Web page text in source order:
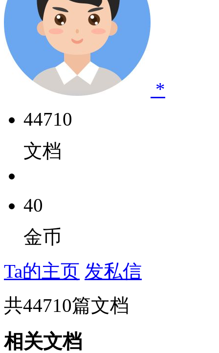
*
44710
文档
40
金币
Ta的主页 发私信
共44710篇文档
相关文档